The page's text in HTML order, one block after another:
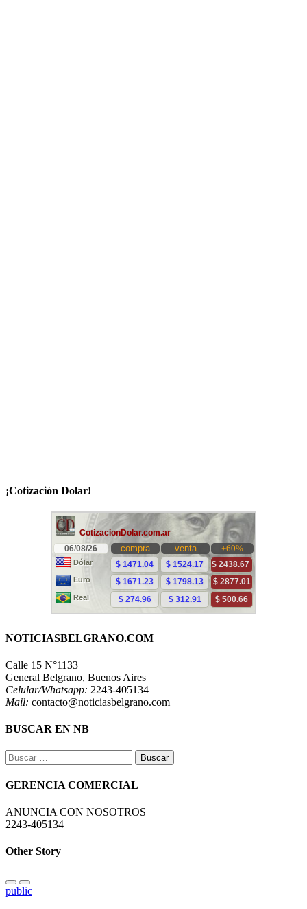
¡Cotización Dolar!
NOTICIASBELGRANO.COM
Calle 15 N°1133
General Belgrano, Buenos Aires
Celular/Whatsapp: 2243-405134
Mail: contacto@noticiasbelgrano.com
BUSCAR EN NB
Buscar:
GERENCIA COMERCIAL
ANUNCIA CON NOSOTROS
2243-405134
Other Story
public